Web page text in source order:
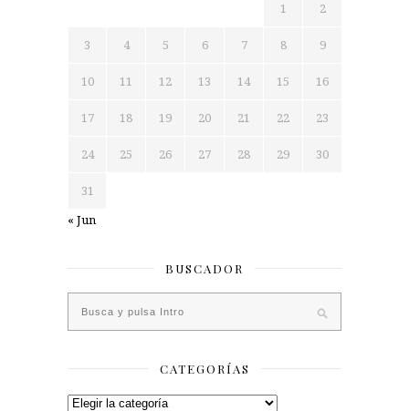
1 2
3 4 5 6 7 8 9
10 11 12 13 14 15 16
17 18 19 20 21 22 23
24 25 26 27 28 29 30
31
« Jun
BUSCADOR
CATEGORÍAS
Categorías